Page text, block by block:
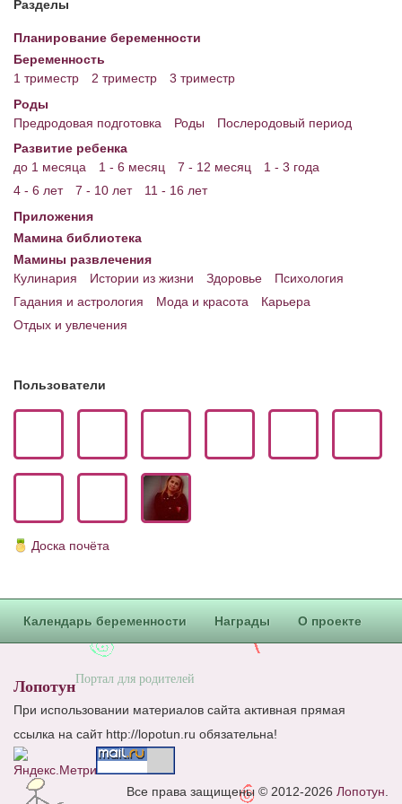
Энциклопедия
МАМИНА БИБЛИОТЕКА
Имена. Святцы
Энциклопедия беременных
Мамина энциклопедия
Сервис. Оценка роста и веса ребенка
Приложения для Android
Полезные ссылки
Блог Администратора
Сотрудничество. Авторам
Разделы
Планирование беременности
Беременность
1 триместр
2 триместр
3 триместр
Роды
Предродовая подготовка
Роды
Послеродовый период
Развитие ребенка
до 1 месяца
1 - 6 месяц 7 - 12 месяц
1 - 3 года
4 - 6 лет
7 - 10 лет
11 - 16 лет
Приложения
Мамина библиотека
Мамины развлечения
Кулинария
Истории из жизни Здоровье
Психология
Гадания и астрология
Мода и красота
Карьера
Отдых и увлечения
Пользователи
Доска почёта
Календарь беременности Награды О проекте
ЛопотунПортал для родителей
При использовании материалов сайта активная прямая
ссылка на сайт http://lopotun.ru обязательна!
Все права защищены © 2012-2026 Лопотун